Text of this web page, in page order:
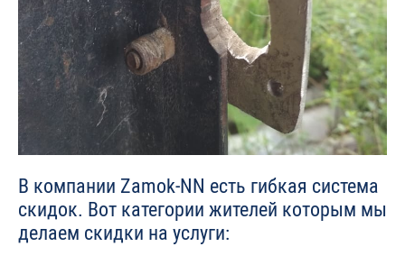
В компании Zamok-NN есть гибкая система
скидок. Вот категории жителей которым мы
делаем скидки на услуги: